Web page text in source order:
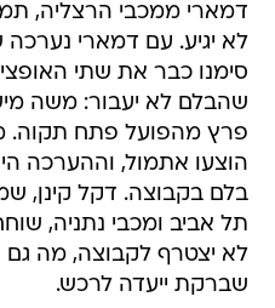
דמארי ממכבי הרצליה,
לא יגיע. עם דמארי נערכה
סימנו כבר את שתי
שהבלם לא יעבור: משה
פרץ מהפועל פתח תקוה.
הוצעו אתמול, וההערכה
בלם בקבוצה. דקל קינן,
תל אביב ומכבי נתניה,
לא יצטרף לקבוצה, מה
שברקת ייעדה לרכש.